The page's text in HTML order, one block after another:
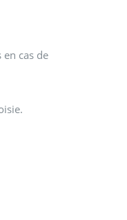
cas de